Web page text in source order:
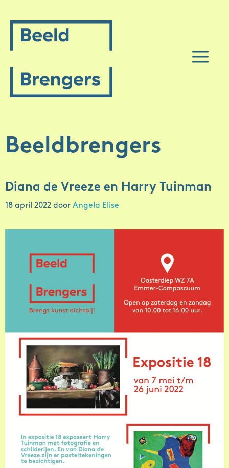
inhoud
Beeldbrengers
Diana de Vreeze en Harry Tuinman
18 april 2022 door Angela Elise